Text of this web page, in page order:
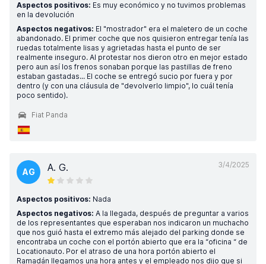
Aspectos positivos: Es muy económico y no tuvimos problemas
en la devolución
Aspectos negativos: El "mostrador" era el maletero de un coche
abandonado. El primer coche que nos quisieron entregar tenía las
ruedas totalmente lisas y agrietadas hasta el punto de ser
realmente inseguro. Al protestar nos dieron otro en mejor estado
pero aun así los frenos sonaban porque las pastillas de freno
estaban gastadas... El coche se entregó sucio por fuera y por
dentro (y con una cláusula de "devolverlo limpio", lo cuál tenía
poco sentido).
Fiat Panda
3/4/2025
AG A. G.
Aspectos positivos: Nada
Aspectos negativos: A la llegada, después de preguntar a varios
de los representantes que esperaban nos indicaron un muchacho
que nos guió hasta el extremo más alejado del parking donde se
encontraba un coche con el portón abierto que era la “oficina “ de
Locationauto. Por el atraso de una hora portón abierto el
Ramadán llegamos una hora antes y el empleado nos dijo que si